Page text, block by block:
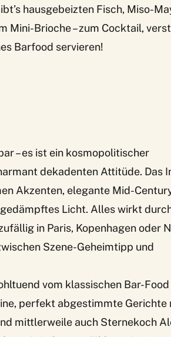
hausgebeizten Fisch, Miso-
Mini-Brioche – zum Cocktail,
Barfood servieren!
– es ist ein kosmopolitischer
dekadenten Attitüde. Das
Akzenten, elegante Mid-
Licht. Alles wirkt
in Paris, Kopenhagen oder
Szene-Geheimtipp und
vom klassischen Bar-
perfekt abgestimmte Gerichte
mittlerweile auch Sternekoch